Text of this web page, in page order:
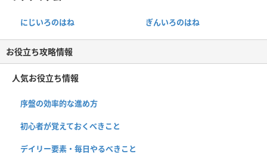
にじいろのはね ぎんいろのはね
お役立ち攻略情報
人気お役立ち情報
序盤の効率的な進め方
初心者が覚えておくべきこと
デイリー要素・毎日やるべきこと